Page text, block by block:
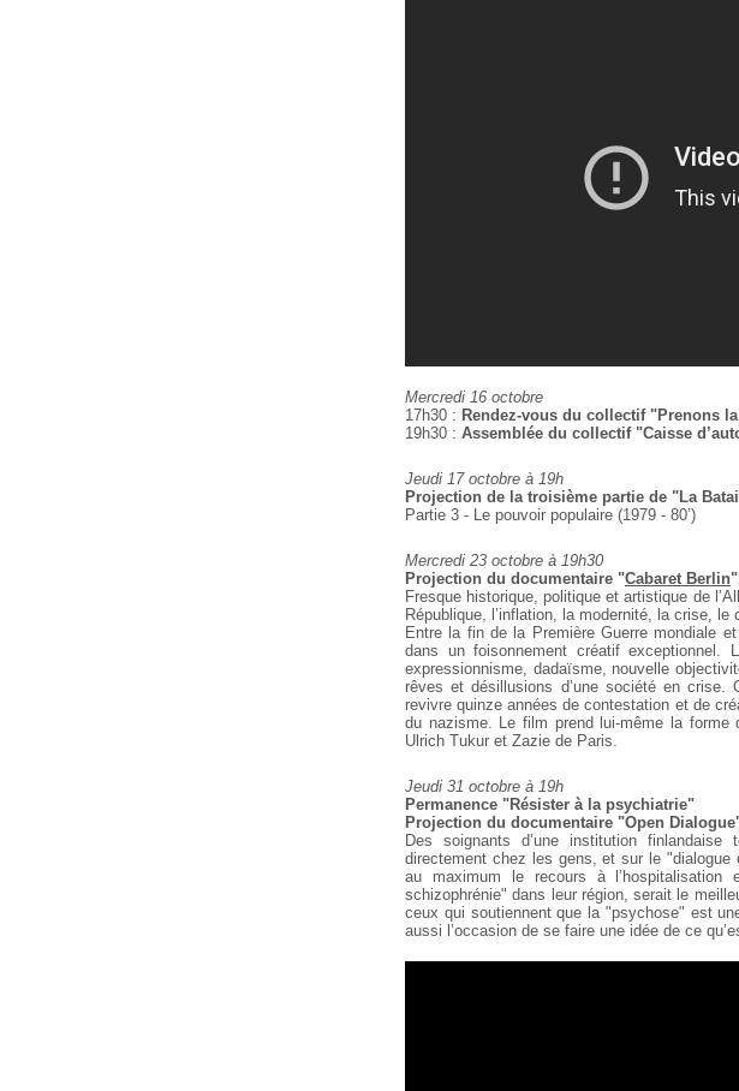
Mercredi 16 octobre
17h30 : Rendez-vous du collectif "Prenons
19h30 : Assemblée du collectif "Caisse
Jeudi 17 octobre à 19h
Projection de la troisième partie de "La
Partie 3 - Le pouvoir populaire (1979 - 80’)
Mercredi 23 octobre à 19h30
Projection du documentaire "Cabaret Berlin"
Fresque historique, politique et artistique de
République, l’inflation, la modernité, la crise,
Entre la fin de la Première Guerre mondiale
dans un foisonnement créatif exceptionnel.
expressionnisme, dadaïsme, nouvelle
rêves et désillusions d’une société en
revivre quinze années de contestation et de
du nazisme. Le film prend lui-même la forme
Ulrich Tukur et Zazie de Paris.
Jeudi 31 octobre à 19h
Permanence "Résister à la psychiatrie"
Projection du documentaire "Open
Des soignants d’une institution finlandaise
directement chez les gens, et sur le
au maximum le recours à l’hospitalisation
schizophrénie" dans leurrégion, serait le
ceux qui soutiennent que la "psychose" est
aussi l’occasion de se faire une idée de ce